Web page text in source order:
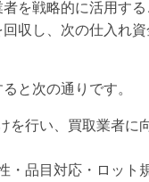
を戦略的に活用す
収し、次の仕入れ
と次の通りです。
を行い、買取業者に
・品目対応・ロット